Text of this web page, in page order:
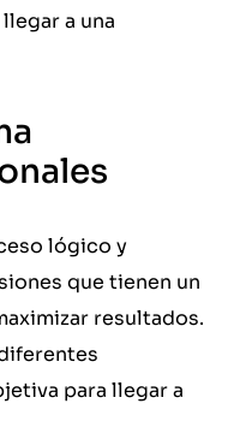
a una
lógico y
que tienen un
resultados.
para llegar a